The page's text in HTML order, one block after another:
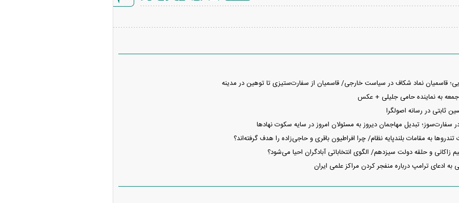
گزارش
قاسمیان نماد شکاف در سیاست خارجی/ قاسمیان از سفارت‌ستیزی تا توهین در مدینه
به نماینده حامی جلیلی + عکس
ثابتی در رسانه اصولگرا
سفارت‌سوز؛ تبدیل مهاجمان دیروز به مسئولان امروز در سایه سکوت نهاد‌ها
به مقامات بلندپایه نظام/ چرا افراطیون باقری و حاجی‌زاده را هدف گرفته‌اند؟
زاکانی و حلقه دولت سیزدهم/ الگوی انتخاباتی آبادگران احیا می‌شود؟
ادعای ترامپ درباره منفجر کردن مراکز علمی ایران